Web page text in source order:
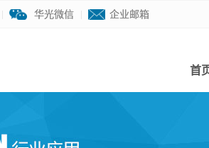
企业邮箱
华光微信 企业邮箱
华光微信
首